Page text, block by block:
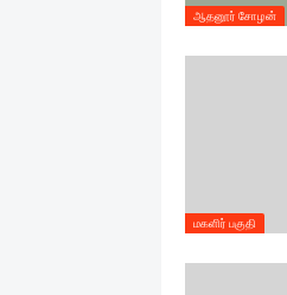
ஆதனூர் சோழன்
மகளிர் பகுதி